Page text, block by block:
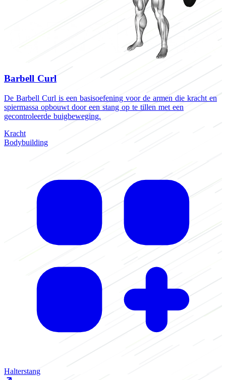
Barbell Curl
De Barbell Curl is een basisoefening voor de armen die kracht en
spiermassa opbouwt door een stang op te tillen met een
gecontroleerde buigbeweging.
Kracht
Bodybuilding
Halterstang